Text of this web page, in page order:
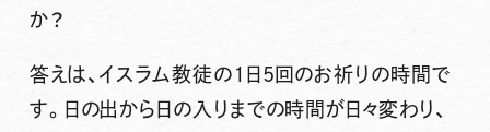
か？
答えは、イスラム教徒の1日5回のお祈りの時間で
す。日の出から日の入りまでの時間が日々変わり、